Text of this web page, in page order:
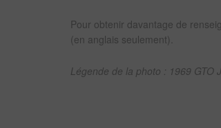
Pour obtenir davantage de
(en anglais seulement).
Légende de la photo : 1969 GTO